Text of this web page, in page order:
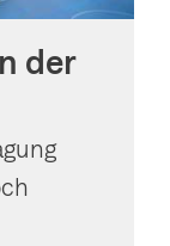
der